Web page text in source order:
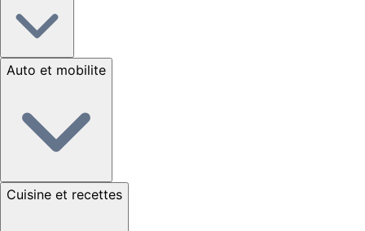
Auto et mobilite
Cuisine et recettes